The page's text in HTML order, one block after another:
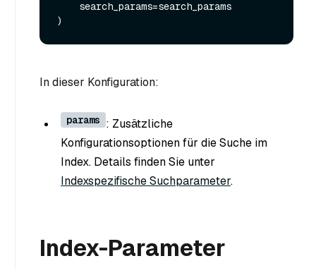
In dieser Konfiguration:
params : Zusätzliche
Konfigurationsoptionen für die Suche im
Index. Details finden Sie unter
Indexspezifische Suchparameter.
Index-Parameter